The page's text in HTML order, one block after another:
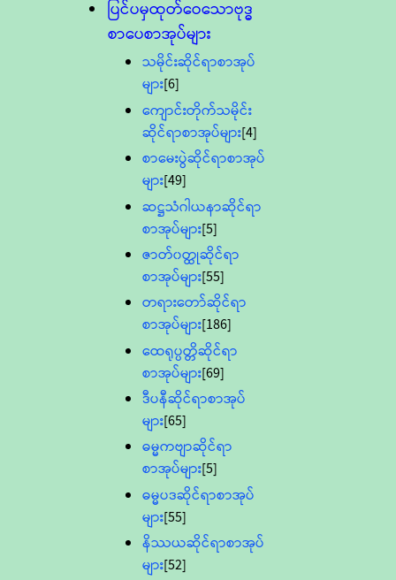
ပြင်ပမှထုတ်ဝေသောဗုဒ္ဓ
စာပေစာအုပ်များ
သမိုင်းဆိုင်ရာစာအုပ်
များ[6]
ကျောင်းတိုက်သမိုင်း
ဆိုင်ရာစာအုပ်များ[4]
စာမေးပွဲဆိုင်ရာစာအုပ်
များ[49]
ဆဋ္ဌသံဂါယနာဆိုင်ရာ
စာအုပ်များ[5]
ဇာတ်၀တ္ထုဆိုင်ရာ
စာအုပ်များ[55]
တရားတော်ဆိုင်ရာ
စာအုပ်များ[186]
ထေရုပ္ပတ္တိဆိုင်ရာ
စာအုပ်များ[69]
ဒီပနီဆိုင်ရာစာအုပ်
များ[65]
ဓမ္မကဗျာဆိုင်ရာ
စာအုပ်များ[5]
ဓမ္မပဒဆိုင်ရာစာအုပ်
များ[55]
နိဿယဆိုင်ရာစာအုပ်
များ[52]